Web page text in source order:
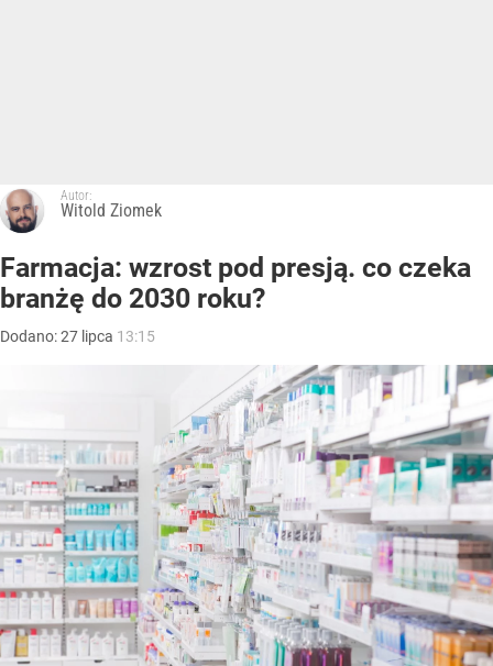
Autor:
Witold Ziomek
Farmacja: wzrost pod presją. co czeka
branżę do 2030 roku?
Dodano:27 lipca 13:15